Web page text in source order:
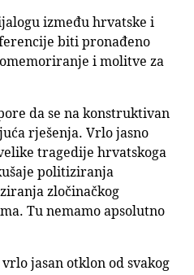
između hrvatske i
biti pronađeno
i molitve za
da se na konstruktivan
rješenja. Vrlo jasno
tragedije hrvatskoga
politiziranja
zločinačkog
Tu nemamo apsolutno
jasan otklon od svakog